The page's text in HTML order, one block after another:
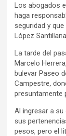
Los abogados
haga
seguridad y
López
La tarde del
Marcelo
bulevar Paseo
Campestre,
presuntamente
Al ingresar a
sus
pesos, pero el